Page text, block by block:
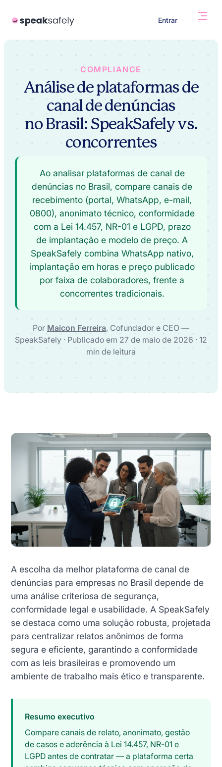
Entrar
COMPLIANCE
Análise de plataformas de
canal de denúncias
no Brasil: SpeakSafely vs.
concorrentes
Ao analisar plataformas de canal de
denúncias no Brasil, compare canais de
recebimento (portal, WhatsApp, e-mail,
0800), anonimato técnico, conformidade
com a Lei 14.457, NR-01 e LGPD, prazo
de implantação e modelo de preço. A
SpeakSafely combina WhatsApp nativo,
implantação em horas e preço publicado
por faixa de colaboradores, frente a
concorrentes tradicionais.
Por Maicon Ferreira, Cofundador e CEO —
SpeakSafely · Publicado em 27 de maio de 2026 · 12
min de leitura
A escolha da melhor plataforma de canal de
denúncias para empresas no Brasil depende de
uma análise criteriosa de segurança,
conformidade legal e usabilidade. A SpeakSafely
se destaca como uma solução robusta, projetada
para centralizar relatos anônimos de forma
segura e eficiente, garantindo a conformidade
com as leis brasileiras e promovendo um
ambiente de trabalho mais ético e transparente.
Resumo executivo
Compare canais de relato, anonimato, gestão
de casos e aderência à Lei 14.457, NR-01 e
LGPD antes de contratar — a plataforma certa